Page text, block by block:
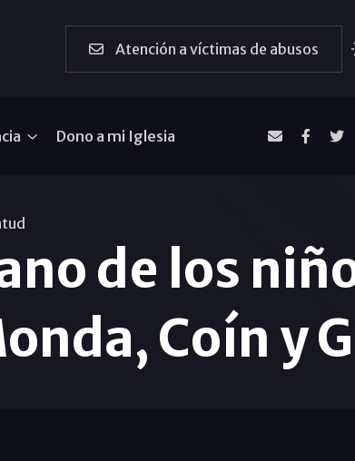
Atención a víctimas de abusos
Dono a mi Iglesia
de los
Coín y